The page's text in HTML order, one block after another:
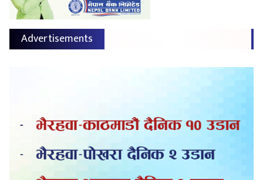
Advertisements